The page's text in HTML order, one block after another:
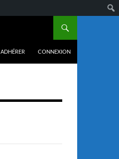
ADHÉRER CONNEXION